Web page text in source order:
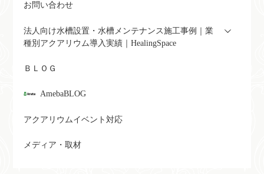
お問い合わせ
法人向け水槽設置・水槽メンテナンス施工事例｜業
種別アクアリウム導入実績｜HealingSpace
ＢＬＯＧ
AmebaBLOG
アクアリウムイベント対応
メディア・取材